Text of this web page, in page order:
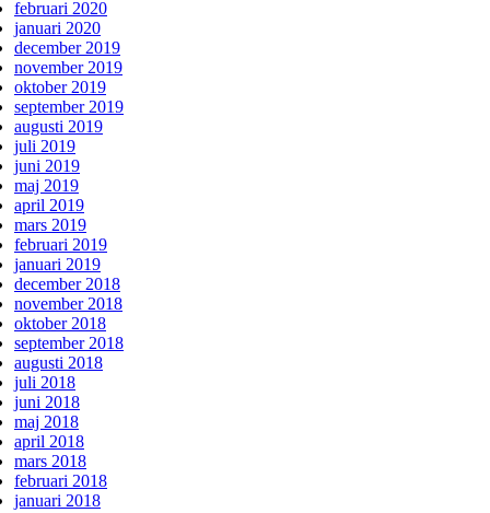
februari 2020
januari 2020
december 2019
november 2019
oktober 2019
september 2019
augusti 2019
juli 2019
juni 2019
maj 2019
april 2019
mars 2019
februari 2019
januari 2019
december 2018
november 2018
oktober 2018
september 2018
augusti 2018
juli 2018
juni 2018
maj 2018
april 2018
mars 2018
februari 2018
januari 2018